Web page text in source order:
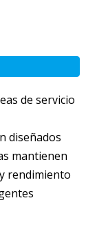
de servicio
diseñados
mantienen
rendimiento